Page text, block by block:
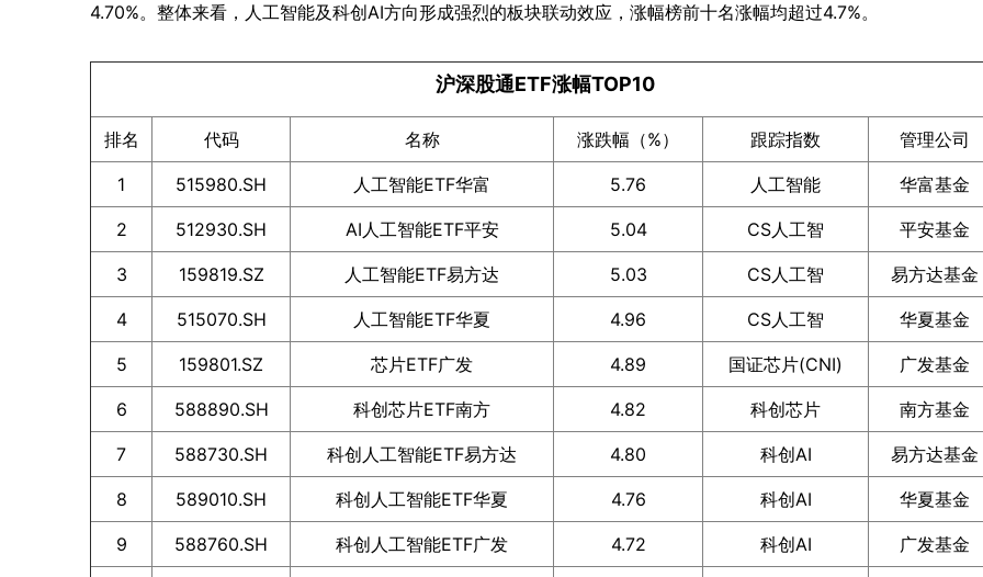
4.70%。整体来看，人工智能及科创AI方向形成强烈的板块联动效应，涨幅榜前十名涨幅均超过4.7%。
沪深股通ETF涨幅TOP10
排名 代码 名称 涨跌幅（%） 跟踪指数 管理公司
1 515980.SH 人工智能ETF华富 5.76 人工智能 华富基金
2 512930.SH AI人工智能ETF平安 5.04 CS人工智 平安基金
3 159819.SZ 人工智能ETF易方达 5.03 CS人工智 易方达基金
4 515070.SH 人工智能ETF华夏 4.96 CS人工智 华夏基金
5 159801.SZ 芯片ETF广发 4.89 国证芯片(CNI) 广发基金
6 588890.SH 科创芯片ETF南方 4.82 科创芯片 南方基金
7 588730.SH 科创人工智能ETF易方达 4.80 科创AI 易方达基金
8 589010.SH 科创人工智能ETF华夏 4.76 科创AI 华夏基金
9 588760.SH 科创人工智能ETF广发 4.72 科创AI 广发基金